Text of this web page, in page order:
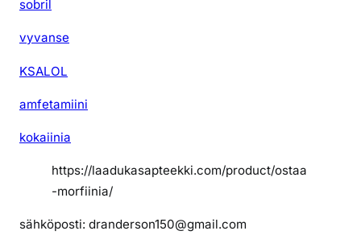
sobril
vyvanse
KSALOL
amfetamiini
kokaiinia
https://laadukasapteekki.com/product/ostaa
-morfiinia/
sähköposti: dranderson150@gmail.com